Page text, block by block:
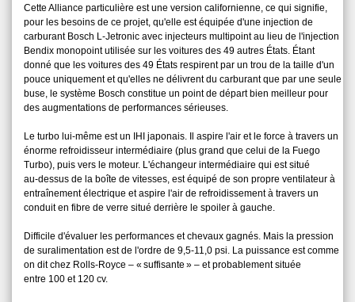
Cette Alliance particulière est une version californienne, ce qui signifie,
pour les besoins de ce projet, qu'elle est équipée d'une injection de
carburant Bosch L‑Jetronic avec injecteurs multipoint au lieu de l'injection
Bendix monopoint utilisée sur les voitures des 49 autres États. Étant
donné que les voitures des 49 États respirent par un trou de la taille d'un
pouce uniquement et qu'elles ne délivrent du carburant que par une seule
buse, le système Bosch constitue un point de départ bien meilleur pour
des augmentations de performances sérieuses.
Le turbo lui‑même est un IHI japonais. Il aspire l'air et le force à travers un
énorme refroidisseur intermédiaire (plus grand que celui de la Fuego
Turbo), puis vers le moteur. L'échangeur intermédiaire qui est situé
au‑dessus de la boîte de vitesses, est équipé de son propre ventilateur à
entraînement électrique et aspire l'air de refroidissement à travers un
conduit en fibre de verre situé derrière le spoiler à gauche.
Difficile d'évaluer les performances et chevaux gagnés. Mais la pression
de suralimentation est de l'ordre de 9,5‑11,0 psi. La puissance est comme
on dit chez Rolls‑Royce – « suffisante » – et probablement située
entre 100 et 120 cv.